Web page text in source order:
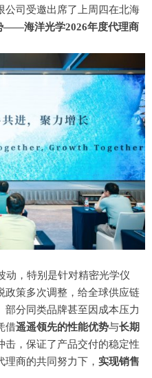
公司受邀出席了上周四在北海
——海洋光学2026年度代理商
动，特别是针对精密光学仪
政策多次调整，给全球供应链
部分同类品牌甚至因成本压力
借遥遥领先的性能优势与长期
击，保证了产品交付的稳定性
理商的共同努力下， 实现销售